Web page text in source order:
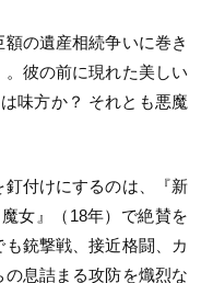
の遺産相続争いに巻き
彼の前に現れた美しい
味方か？ それとも悪魔
付けにするのは、『新
女』（18年）で絶賛を
銃撃戦、接近格闘、カ
息詰まる攻防を熾烈な